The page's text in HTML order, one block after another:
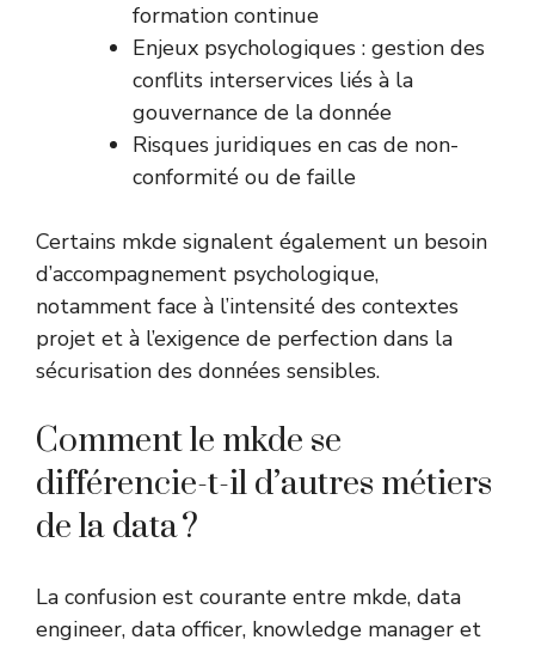
formation continue
Enjeux psychologiques : gestion des
conflits interservices liés à la
gouvernance de la donnée
Risques juridiques en cas de non-
conformité ou de faille
Certains mkde signalent également un besoin
d’accompagnement psychologique,
notamment face à l’intensité des contextes
projet et à l’exigence de perfection dans la
sécurisation des données sensibles.
Comment le mkde se
différencie-t-il d’autres métiers
de la data ?
La confusion est courante entre mkde, data
engineer, data officer, knowledge manager et